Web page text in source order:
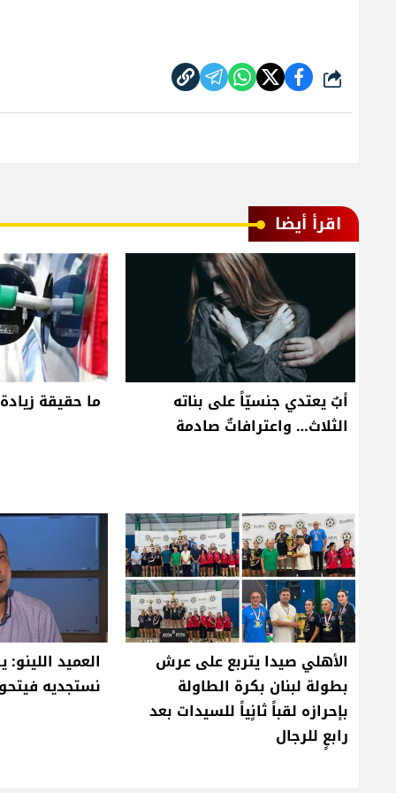
شارك
اقرأ أيضا
أبٌ يعتدي جنسيّاً على بناته
الثلاث… واعترافاتٌ صادمة
ما حقيقة
الأهلي صيدا يتربع على عرش
بطولة لبنان بكرة الطاولة
بإحرازه لقباً ثانٍياً للسيدات بعد
رابعٍ للرجال
العميد
نستجديه